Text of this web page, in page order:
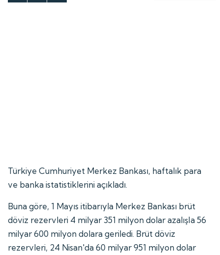
Türkiye Cumhuriyet Merkez Bankası, haftalık para
ve banka istatistiklerini açıkladı.
Buna göre, 1 Mayıs itibarıyla Merkez Bankası brüt
döviz rezervleri 4 milyar 351 milyon dolar azalışla 56
milyar 600 milyon dolara geriledi. Brüt döviz
rezervleri, 24 Nisan'da 60 milyar 951 milyon dolar